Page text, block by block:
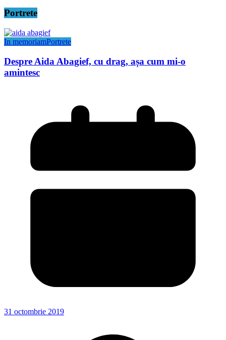
Portrete
In memoriamPortrete
Despre Aida Abagief, cu drag, așa cum mi-o
amintesc
31 octombrie 2019